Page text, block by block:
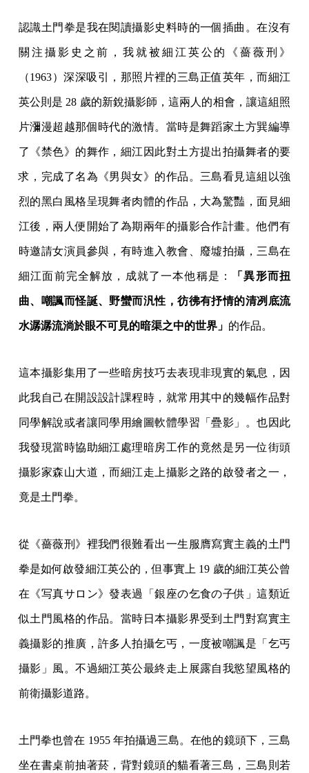
認識土門拳是我在閱讀攝影史料時的一個插曲。在沒有
關注攝影史之前，我就被細江英公的《薔薇刑》
（1963）深深吸引，那照片裡的三島正值英年，而細江
英公則是 28 歲的新銳攝影師，這兩人的相會，讓這組照
片瀰漫超越那個時代的激情。當時是舞蹈家土方巽編導
了《禁色》的舞作，細江因此對土方提出拍攝舞者的要
求，完成了名為《男與女》的作品。三島看見這組以強
烈的黑白風格呈現舞者肉體的作品，大為驚豔，面見細
江後，兩人便開始了為期兩年的攝影合作計畫。他們有
時邀請女演員參與，有時進入教會、廢墟拍攝，三島在
細江面前完全解放，成就了一本他稱是： 「異形而扭
曲、嘲諷而怪誕、野蠻而汎性，彷彿有抒情的清冽底流
水潺潺流淌於眼不可見的暗渠之中的世界」 的作品。
這本攝影集用了一些暗房技巧去表現非現實的氣息，因
此我自己在開設設計課程時，就常用其中的幾幅作品對
同學解說或者讓同學用繪圖軟體學習「疊影」。也因此
我發現當時協助細江處理暗房工作的竟然是另一位街頭
攝影家森山大道，而細江走上攝影之路的啟發者之一，
竟是土門拳。
從《薔薇刑》裡我們很難看出一生服膺寫實主義的土門
拳是如何啟發細江英公的，但事實上 19 歲的細江英公曾
在《写真サロン》發表過「銀座の乞食の子供」這類近
似土門風格的作品。當時日本攝影界受到土門對寫實主
義攝影的推廣，許多人拍攝乞丐，一度被嘲諷是「乞丐
攝影」風。不過細江英公最終走上展露自我慾望風格的
前衛攝影道路。
土門拳也曾在 1955 年拍攝過三島。在他的鏡頭下，三島
坐在書桌前抽著菸，背對鏡頭的貓看著三島，三島則若